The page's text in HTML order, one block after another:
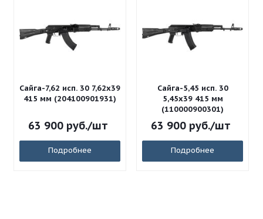
Сайга-7,62 исп. 30 7,62x39
415 мм (204100901931)
63 900руб./шт
Подробнее
Сайга-5,45 исп. 30
5,45x39 415 мм
(110000900301)
63 900руб./шт
Подробнее